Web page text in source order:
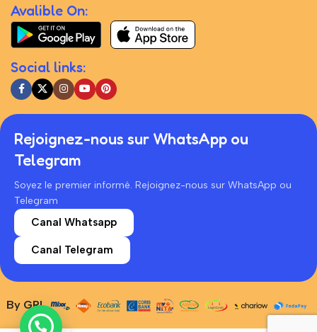
Avalible On:
Social links:
Rejoignez-nous sur WhatsApp ou
Telegram
Soyez le premier informé. Rejoignez-nous sur WhatsApp ou
Telegram
Canal Whatsapp
Canal Telegram
By GRL